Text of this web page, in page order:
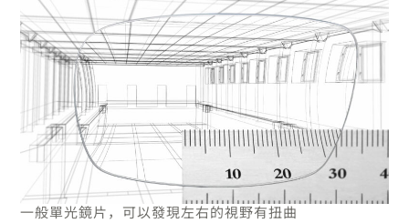
一般單光鏡片，可以發現左右的視野有扭曲